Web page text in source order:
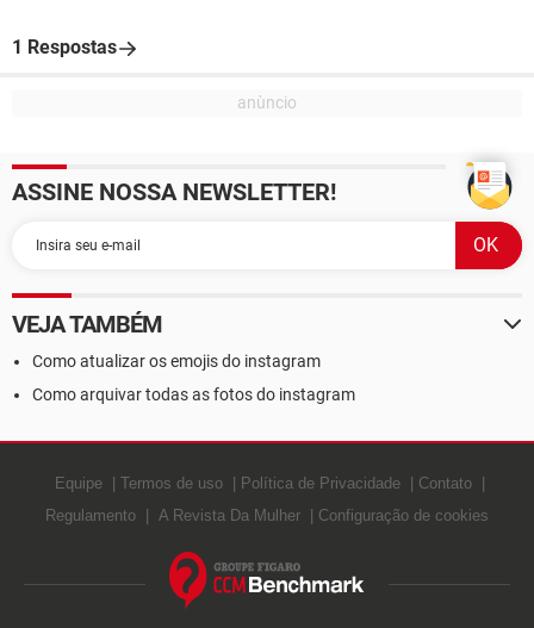
1 Respostas
ASSINE NOSSA NEWSLETTER!
VEJA TAMBÉM
Como atualizar os emojis do instagram
Como arquivar todas as fotos do instagram
Equipe Termos de uso Política de Privacidade
Contato
Regulamento
A Revista Da Mulher Configuração de cookies